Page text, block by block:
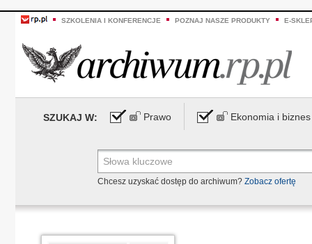
SZKOLENIA I KONFERENCJE POZNAJ NASZE PRODUKTY E-
SZUKAJ W: Prawo Ekonomia i biznes
Chcesz uzyskać dostęp do archiwum? Zobacz ofertę